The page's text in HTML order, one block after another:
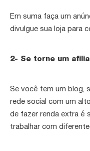
Em suma faça um
divulgue sua loja para
2- Se torne um
Se você tem um blog,
rede social com um
de fazer renda extra é
trabalhar com